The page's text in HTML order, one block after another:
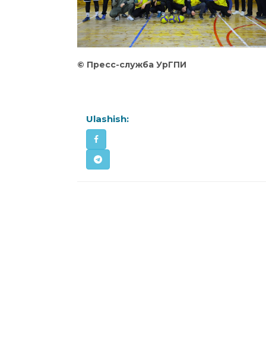
©️ Пресс-служба УрГПИ
Ulashish: